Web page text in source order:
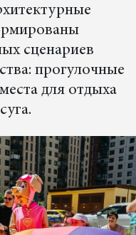
сценариев
прогулочные
для отдыха